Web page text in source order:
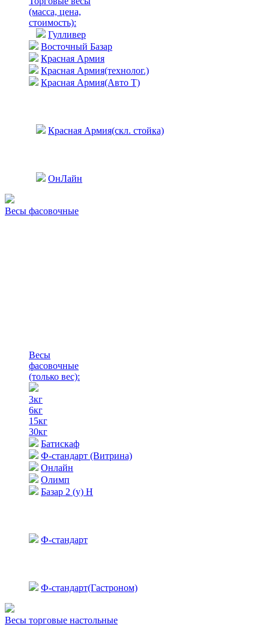
(масса, цена,
стоимость):
Гулливер
Восточный Базар
Красная Армия
Красная Армия(технолог.)
Красная Армия(Авто Т)
Красная Армия(скл. стойка)
ОнЛайн
Весы фасовочные
Весы
фасовочные
(только вес):
3кг
6кг
15кг
30кг
Батискаф
Ф-стандарт (Витрина)
Онлайн
Олимп
Базар 2 (у) Н
Ф-стандарт
Ф-стандарт(Гастроном)
Весы торговые настольные